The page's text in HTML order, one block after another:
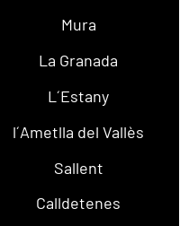
Mura
La Granada
L´Estany
l´Ametlla del Vallès
Sallent
Calldetenes